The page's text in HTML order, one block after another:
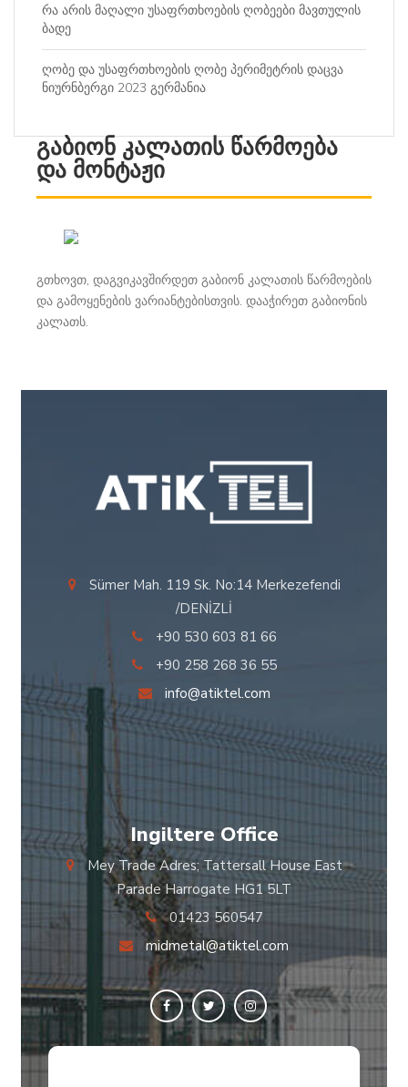
რა არის მაღალი უსაფრთხოების ღობეები მავთულის
ბადე
ღობე და უსაფრთხოების ღობე პერიმეტრის დაცვა
ნიურნბერგი 2023 გერმანია
გაბიონ კალათის წარმოება
და მონტაჟი
გთხოვთ, დაგვიკავშირდეთ გაბიონ კალათის წარმოების
და გამოყენების ვარიანტებისთვის. დააჭირეთ გაბიონის
კალათს.
Sümer Mah. 119 Sk. No:14 Merkezefendi
/DENİZLİ
+90 530 603 81 66
+90 258 268 36 55
info@atiktel.com
Ingiltere Office
Mey Trade Adres; Tattersall House East
Parade Harrogate HG1 5LT
01423 560547
midmetal@atiktel.com